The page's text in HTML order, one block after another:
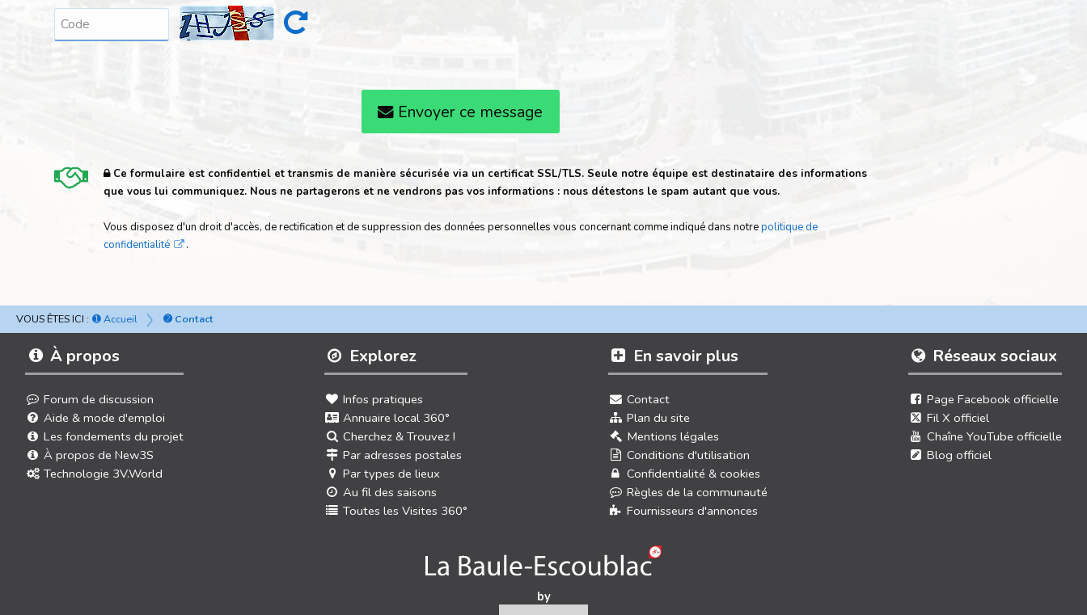
Envoyer ce message
Ce formulaire est confidentiel et transmis de manière sécurisée via un certificat SSL/TLS. Seule notre équipe est destinataire des informations
que vous lui communiquez. Nous ne partagerons et ne vendrons pas vos informations : nous détestons le spam autant que vous.
Vous disposez d'un droit d'accès, de rectification et de suppression des données personnelles vous concernant comme indiqué dans notrepolitique de
confidentialité
.
VOUS ÊTES ICI : ➊ Accueil ➋ Contact
Réseaux sociaux
Page Facebook officielle
Fil X officiel
Chaîne YouTube officielle
Blog officiel
En savoir plus
Contact
Plan du site
Mentions légales
Conditions d'utilisation
Confidentialité & cookies
Règles de la communauté
Fournisseurs d'annonces
Explorez
Infos pratiques
Annuaire local 360°
Cherchez & Trouvez !
Par adresses postales
Par types de lieux
Au fil des saisons
Toutes les Visites 360°
À propos
Forum de discussion
Aide & mode d'emploi
Les fondements du projet
À propos de New3S
Technologie 3V.World
by